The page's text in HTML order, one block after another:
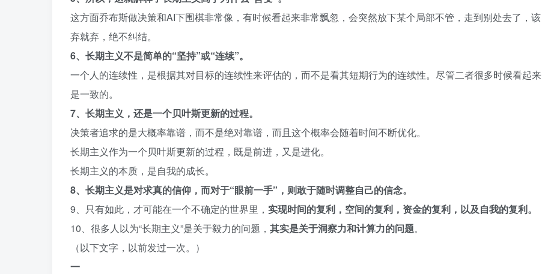
这方面乔布斯做决策和AI下围棋非常像，有时候看起来非常飘忽，会突然放下某个局部不管，走到别处去了，该
弃就弃，绝不纠结。
6、长期主义不是简单的“坚持”或“连续”。
一个人的连续性，是根据其对目标的连续性来评估的，而不是看其短期行为的连续性。尽管二者很多时候看起来
是一致的。
7、长期主义，还是一个贝叶斯更新的过程。
决策者追求的是大概率靠谱，而不是绝对靠谱，而且这个概率会随着时间不断优化。
长期主义作为一个贝叶斯更新的过程，既是前进，又是进化。
长期主义的本质，是自我的成长。
8、长期主义是对求真的信仰，而对于“眼前一手”，则敢于随时调整自己的信念。
9、只有如此，才可能在一个不确定的世界里， 实现时间的复利，空间的复利，资金的复利，以及自我的复利。
10、很多人以为“长期主义”是关于毅力的问题， 其实是关于洞察力和计算力的问题。
（以下文字，以前发过一次。）
一